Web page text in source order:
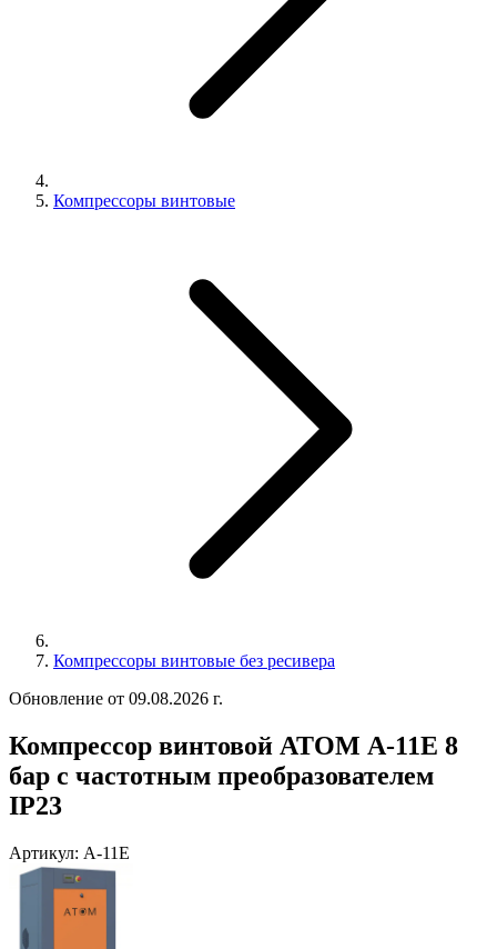
Компрессоры винтовые
Компрессоры винтовые без ресивера
Обновление от 09.08.2026 г.
Компрессор винтовой АТОМ А-11Е 8
бар с частотным преобразователем
IP23
Артикул: А-11Е